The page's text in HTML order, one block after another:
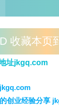
收藏本页
jkgq.com
创业经验分享